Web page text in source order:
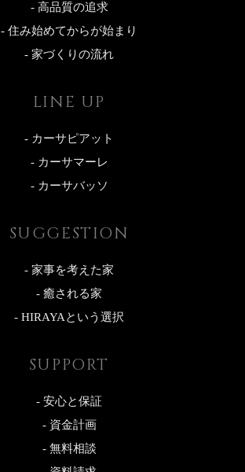
- 高品質の追求
- 住み始めてからが始まり
- 家づくりの流れ
LINE UP
- カーサピアット
- カーサマーレ
- カーサバッソ
SUGGESTION
- 家事を考えた家
- 癒される家
- HIRAYAという選択
SUPPORT
- 安心と保証
- 資金計画
- 無料相談